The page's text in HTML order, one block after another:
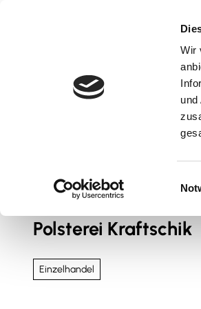
Wir
i
w
Kultur &
Polsterei Kraftschik
Einzelhandel